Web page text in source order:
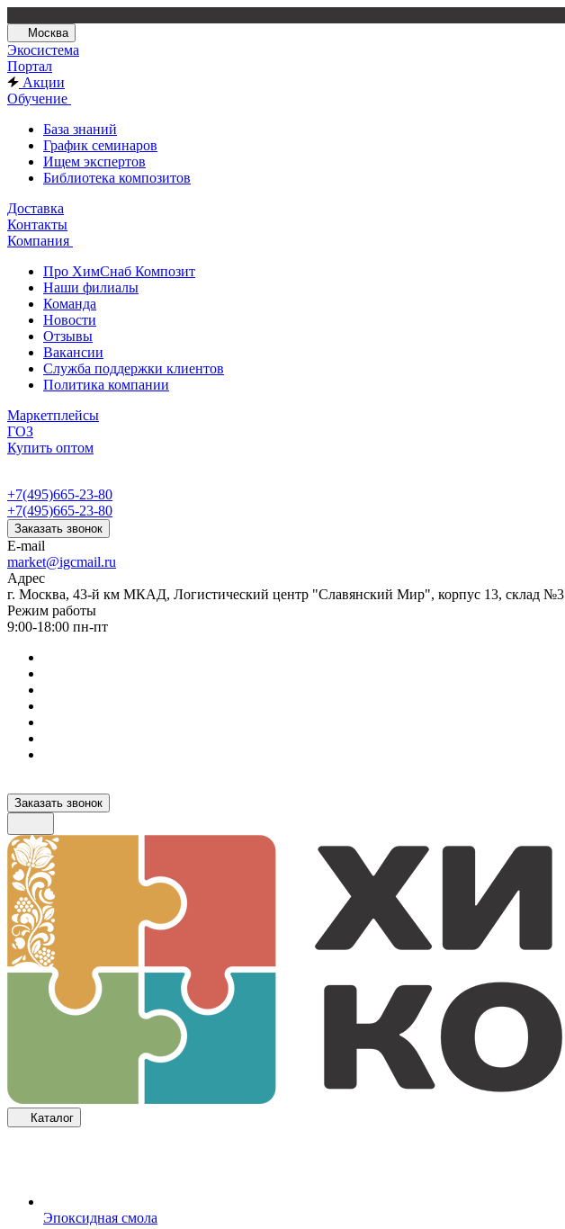
Москва
Экосистема
Портал
Акции
Обучение
База знаний
График семинаров
Ищем экспертов
Библиотека композитов
Доставка
Контакты
Компания
Про ХимСнаб Композит
Наши филиалы
Команда
Новости
Отзывы
Вакансии
Служба поддержки клиентов
Политика компании
Маркетплейсы
ГОЗ
Купить оптом
+7(495)665-23-80
+7(495)665-23-80
Заказать звонок
E-mail
market@igcmail.ru
Адрес
г. Москва, 43-й км МКАД, Логистический центр "Славянский Мир", корпус 13, склад №3
Режим работы
9:00-18:00 пн-пт
Заказать звонок
Каталог
Эпоксидная смола